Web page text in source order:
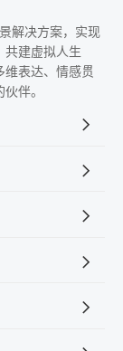
解决方案，实现
共建虚拟人生
表达、情感贯
伴。